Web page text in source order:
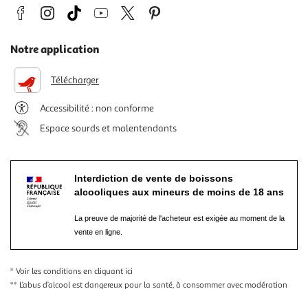
Notre application
Télécharger
Accessibilité : non conforme
Espace sourds et malentendants
Interdiction de vente de boissons
alcooliques aux mineurs de moins de 18 ans
La preuve de majorité de l'acheteur est exigée au moment de la
vente en ligne.
* Voir les conditions en cliquant ici
** L’abus d’alcool est dangereux pour la santé, à consommer avec modération